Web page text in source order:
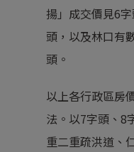
揚」成交價見6
頭，以及林口有
頭。
以上各行政區房
法。以7字頭、8
重二重疏洪道、